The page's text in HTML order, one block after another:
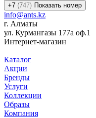
+7 (747) Показать номер
info@ants.kz
г. Алматы
ул. Курмангазы 177а оф.1
Интернет-магазин
Каталог
Акции
Бренды
Услуги
Коллекции
Образы
Компания